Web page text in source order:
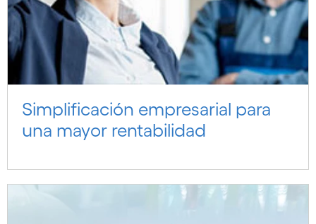
Simplificación empresarial para
una mayor rentabilidad